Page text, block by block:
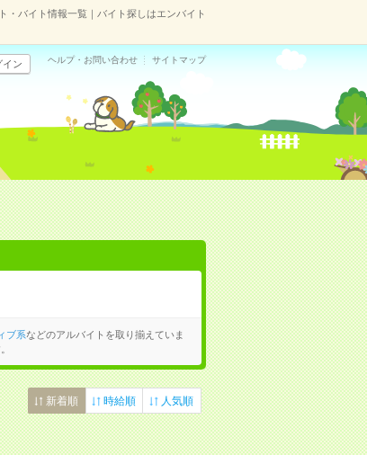
・バイト情報一覧｜バイト探しはエンバイト
イン ヘルプ・お問い合わせ サイトマップ
ブ系などのアルバイトを取り揃えていま
新着順 時給順 人気順